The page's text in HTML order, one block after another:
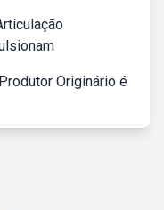
Originário é